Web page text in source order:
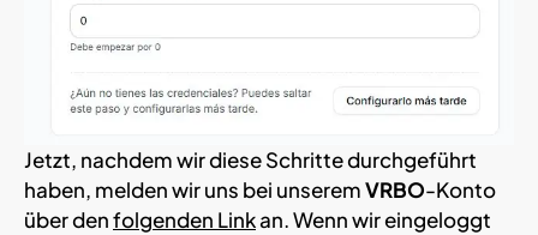
Jetzt, nachdem wir diese Schritte durchgeführt
haben, melden wir uns bei unseremVRBO-Konto
über denfolgenden Linkan. Wenn wir eingeloggt